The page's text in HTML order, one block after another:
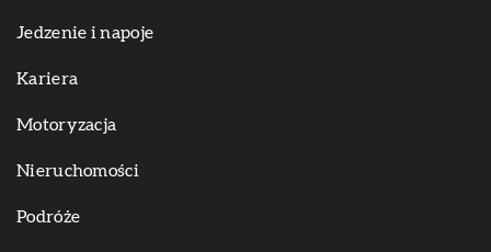
Jedzenie i napoje
Kariera
Motoryzacja
Nieruchomości
Podróże